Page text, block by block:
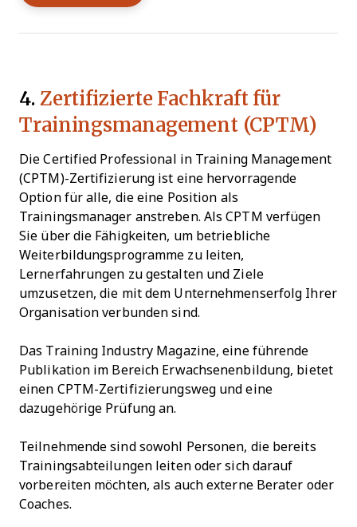
4. Zertifizierte Fachkraft für
Trainingsmanagement (CPTM)
Die Certified Professional in Training Management
(CPTM)-Zertifizierung ist eine hervorragende
Option für alle, die eine Position als
Trainingsmanager anstreben. Als CPTM verfügen
Sie über die Fähigkeiten, um betriebliche
Weiterbildungsprogramme zu leiten,
Lernerfahrungen zu gestalten und Ziele
umzusetzen, die mit dem Unternehmenserfolg Ihrer
Organisation verbunden sind.
Das Training Industry Magazine, eine führende
Publikation im Bereich Erwachsenenbildung, bietet
einen CPTM-Zertifizierungsweg und eine
dazugehörige Prüfung an.
Teilnehmende sind sowohl Personen, die bereits
Trainingsabteilungen leiten oder sich darauf
vorbereiten möchten, als auch externe Berater oder
Coaches.